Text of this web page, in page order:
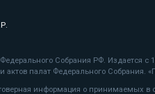
Собрания РФ. Издается
палат Федерального Собрания.
информация о принимаемых в